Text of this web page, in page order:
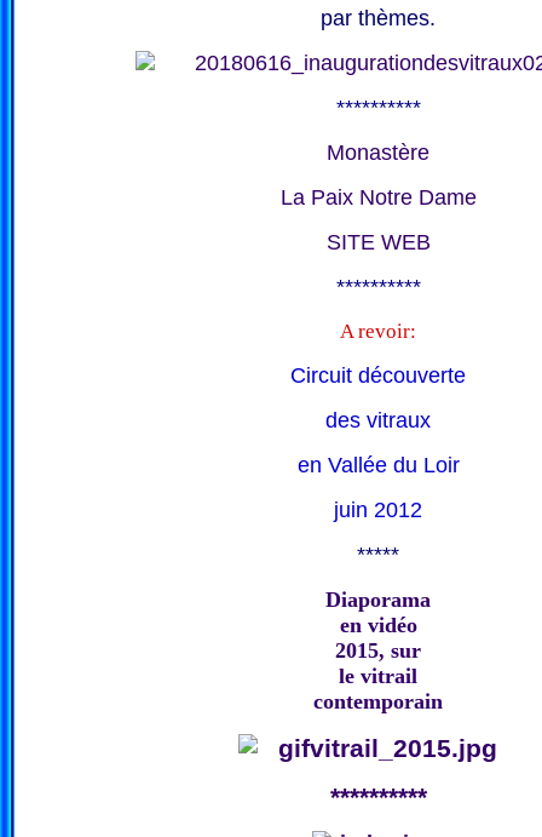
par thèmes.
**********
Monastère
La Paix Notre Dame
SITE WEB
**********
A revoir:
Circuit découverte
des vitraux
en Vallée du Loir
juin 2012
*****
Diaporama
en vidéo
2015, sur
le vitrail
contemporain
**********